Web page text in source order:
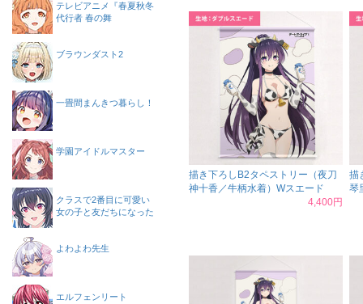
描き下ろしB2タペストリー（夜刀
神十香／牛柄水着）Wスエード
4,400円
描
琴
テレビアニメ『春夏秋冬
代行者 春の舞
ブラウンダスト2
一畳間まんきつ暮らし！
学園アイドルマスター
クラスで2番目に可愛い
女の子と友だちになった
よわよわ先生
エルフェンリート